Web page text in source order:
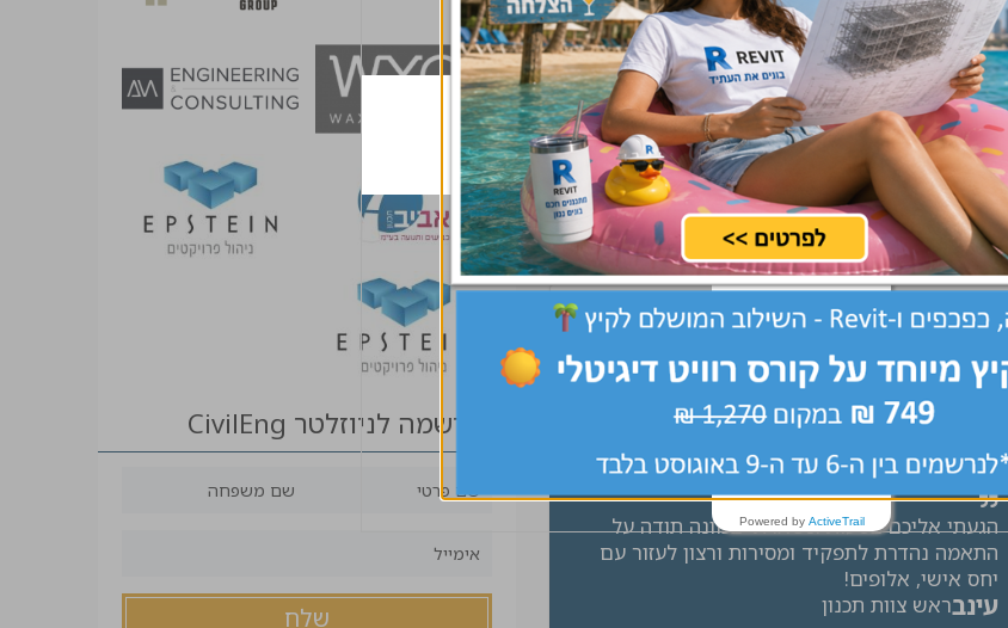
מרכז, צפון, שרון שלח קורות חיים
מרכז, שרון, שפלה שלח קורות חיים
מרכז שלח קורות חיים
הגעתי אליכם בטעות ונשארתי בכוונה תודה על
התאמה נהדרת לתפקיד ומסירות ורצון לעזור עם
יחס אישי, אלופים!
עינבראש צוות תכנון
הרשמה לניוזלטר CivilEng
Powered by ActiveTrail